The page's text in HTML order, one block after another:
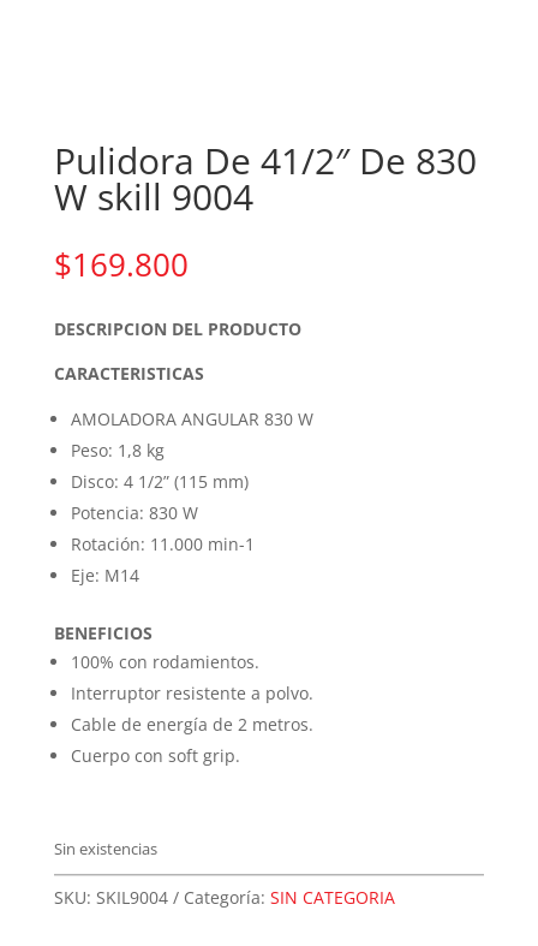
Pulidora De 41/2″ De 830
W skill 9004
$169.800
DESCRIPCION DEL PRODUCTO
CARACTERISTICAS
AMOLADORA ANGULAR 830 W
Peso: 1,8 kg
Disco: 4 1/2” (115 mm)
Potencia: 830 W
Rotación: 11.000 min-1
Eje: M14
BENEFICIOS
100% con rodamientos.
Interruptor resistente a polvo.
Cable de energía de 2 metros.
Cuerpo con soft grip.
Sin existencias
SKU: SKIL9004 Categoría: SIN CATEGORIA